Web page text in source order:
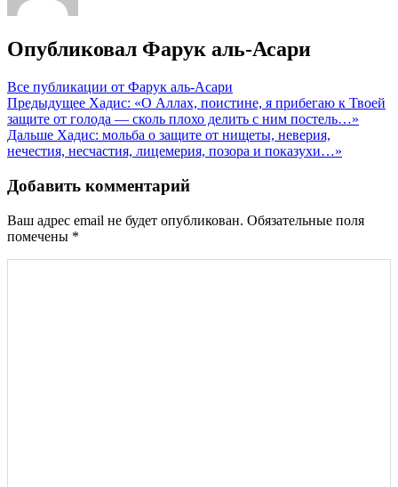
Опубликовал Фарук аль-Асари
Все публикации от Фарук аль-Асари
Навигация
по
записям
Предыдущее Хадис: «О Аллах, поистине, я прибегаю к Твоей
защите от голода — сколь плохо делить с ним постель…»
Дальше Хадис: мольба о защите от нищеты, неверия,
нечестия, несчастия, лицемерия, позора и показухи…»
Добавить комментарий
Ваш адрес email не будет опубликован. Обязательные поля
помечены *